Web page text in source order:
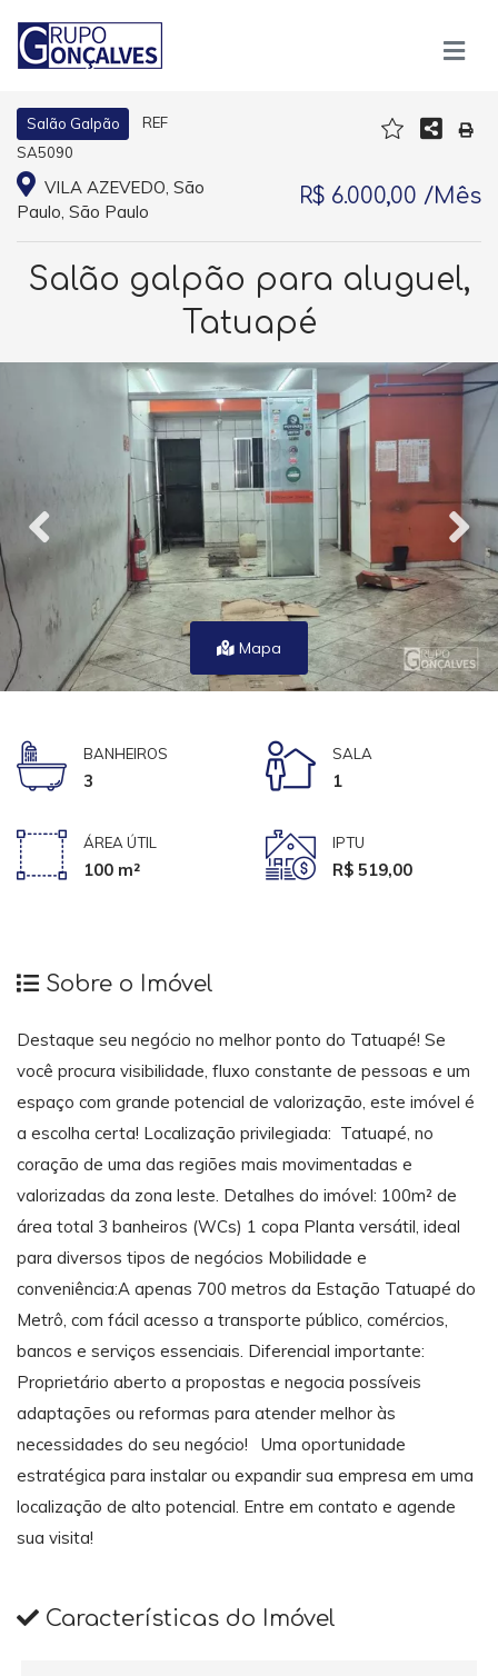
Salão Galpão
REF
SA5090
VILA AZEVEDO, São
Paulo, São Paulo
R$ 6.000,00 /Mês
Salão galpão para aluguel,
Tatuapé
Mapa
BANHEIROS
3
SALA
1
ÁREA ÚTIL
100 m²
IPTU
R$ 519,00
Sobre o Imóvel
Destaque seu negócio no melhor ponto do Tatuapé! Se
você procura visibilidade, fluxo constante de pessoas e um
espaço com grande potencial de valorização, este imóvel é
a escolha certa! Localização privilegiada: Tatuapé, no
coração de uma das regiões mais movimentadas e
valorizadas da zona leste. Detalhes do imóvel: 100m² de
área total 3 banheiros (WCs) 1 copa Planta versátil, ideal
para diversos tipos de negócios Mobilidade e
conveniência:A apenas 700 metros da Estação Tatuapé do
Metrô, com fácil acesso a transporte público, comércios,
bancos e serviços essenciais. Diferencial importante:
Proprietário aberto a propostas e negocia possíveis
adaptações ou reformas para atender melhor às
necessidades do seu negócio! Uma oportunidade
estratégica para instalar ou expandir sua empresa em uma
localização de alto potencial. Entre em contato e agende
sua visita!
Características do Imóvel